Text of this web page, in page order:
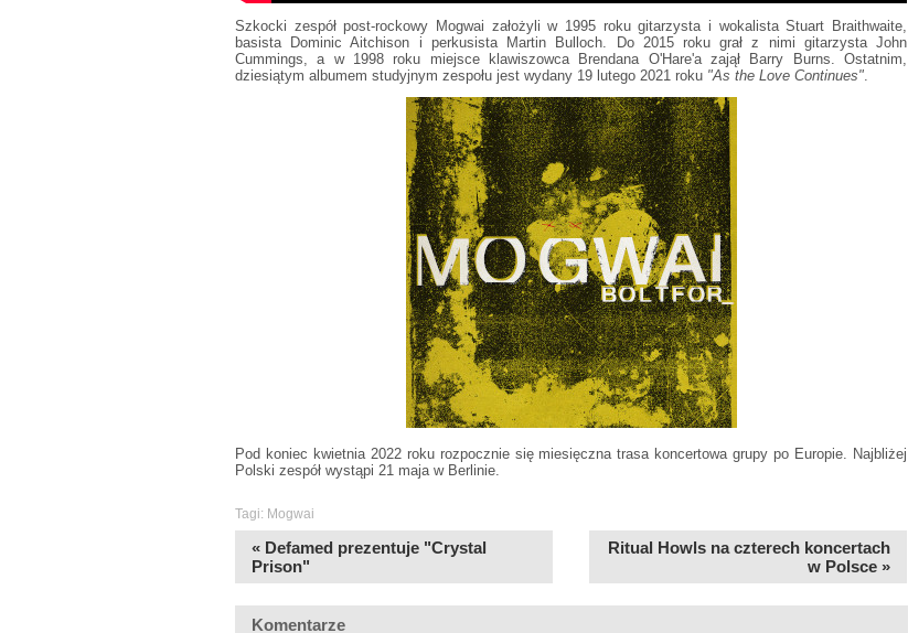
Szkocki zespół post-rockowy Mogwai założyli w 1995 roku gitarzysta i wokalista Stuart Braithwaite,
basista Dominic Aitchison i perkusista Martin Bulloch. Do 2015 roku grał z nimi gitarzysta John
Cummings, a w 1998 roku miejsce klawiszowca Brendana O'Hare'a zajął Barry Burns. Ostatnim,
dziesiątym albumem studyjnym zespołu jest wydany 19 lutego 2021 roku "As the Love Continues"
Pod koniec kwietnia 2022 roku rozpocznie się miesięczna trasa koncertowa grupy po Europie. Najbliżej
Polski zespół wystąpi 21 maja w Berlinie.
Tagi: Mogwai
« Defamed prezentuje "Crystal
Prison"
Ritual Howls na czterech koncertach
w Polsce »
Komentarze